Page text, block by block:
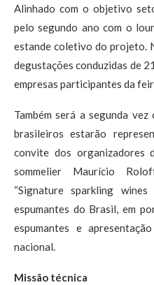
Alinhado com o objetivo
pelo segundo ano com o
estande coletivo do projeto.
degustações conduzidas de
empresas participantes da
Também será a segunda
brasileiros estarão
convite dos
sommelier Maurício
“Signature sparkling
espumantes do Brasil, em
espumantes e
nacional.
Missão técnica